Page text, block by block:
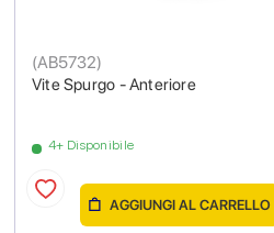
Vite Spurgo - Anteriore
(AB5732)
4+ Disponibile
AGGIUNGI AL CARRELLO